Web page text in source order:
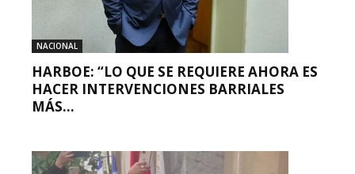
NACIONAL
HARBOE: “LO QUE SE REQUIERE AHORA ES
HACER INTERVENCIONES BARRIALES
MÁS...